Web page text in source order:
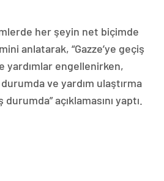
her şeyin net biçimde
anlatarak, “Gazze’ye geçiş
yardımlar engellenirken,
ve yardım ulaştırma
açıklamasını yaptı.